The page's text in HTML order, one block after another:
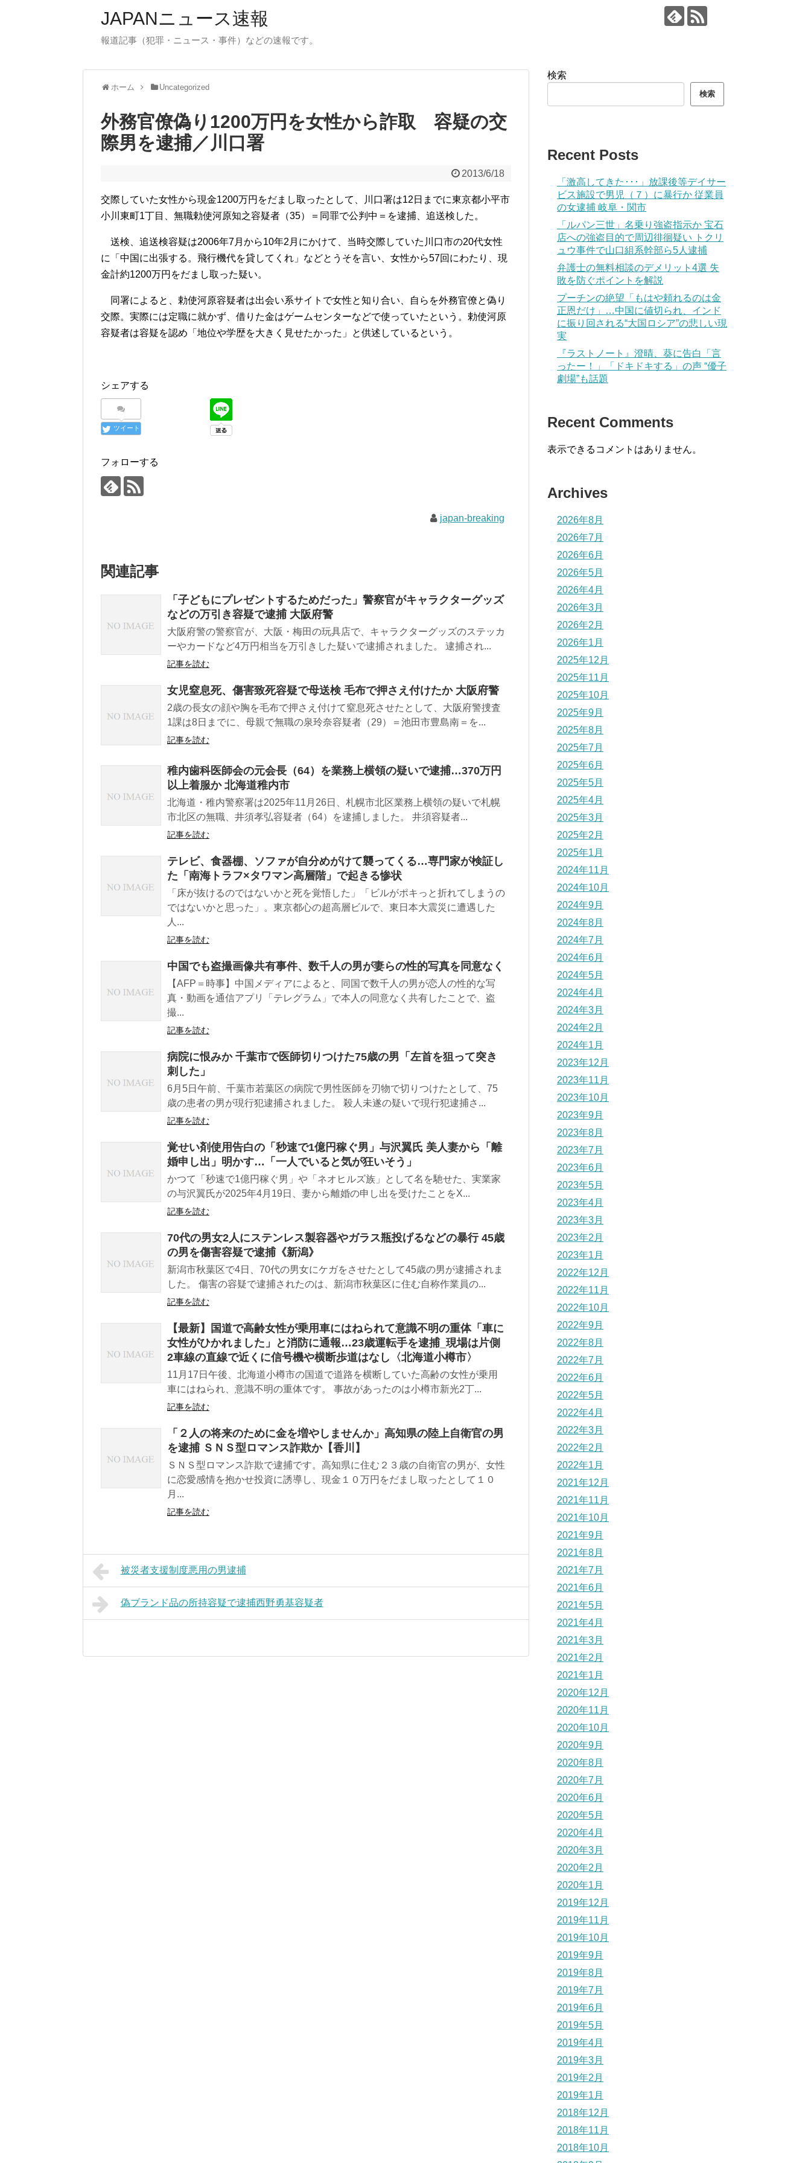
JAPANニュース速報
報道記事（犯罪・ニュース・事件）などの速報です。
ホーム Uncategorized
外務官僚偽り1200万円を女性から詐取 容疑の交
際男を逮捕／川口署
2013/6/18
交際していた女性から現金1200万円をだまし取ったとして、川口署は12日までに東京都小平市
小川東町1丁目、無職勅使河原知之容疑者（35）＝同罪で公判中＝を逮捕、追送検した。
送検、追送検容疑は2006年7月から10年2月にかけて、当時交際していた川口市の20代女性
に「中国に出張する。飛行機代を貸してくれ」などとうそを言い、女性から57回にわたり、現
金計約1200万円をだまし取った疑い。
同署によると、勅使河原容疑者は出会い系サイトで女性と知り合い、自らを外務官僚と偽り
交際。実際には定職に就かず、借りた金はゲームセンターなどで使っていたという。勅使河原
容疑者は容疑を認め「地位や学歴を大きく見せたかった」と供述しているという。
シェアする
ツイート
フォローする
japan-breaking
関連記事
「子どもにプレゼントするためだった」警察官がキャラクターグッズ
などの万引き容疑で逮捕 大阪府警
大阪府警の警察官が、大阪・梅田の玩具店で、キャラクターグッズのステッカ
ーやカードなど4万円相当を万引きした疑いで逮捕されました。 逮捕され...
記事を読む
女児窒息死、傷害致死容疑で母送検 毛布で押さえ付けたか 大阪府警
2歳の長女の顔や胸を毛布で押さえ付けて窒息死させたとして、大阪府警捜査
1課は8日までに、母親で無職の泉玲奈容疑者（29）＝池田市豊島南＝を...
記事を読む
稚内歯科医師会の元会長（64）を業務上横領の疑いで逮捕…370万円
以上着服か 北海道稚内市
北海道・稚内警察署は2025年11月26日、札幌市北区業務上横領の疑いで札幌
市北区の無職、井須孝弘容疑者（64）を逮捕しました。 井須容疑者...
記事を読む
テレビ、食器棚、ソファが自分めがけて襲ってくる…専門家が検証し
た「南海トラフ×タワマン高層階」で起きる惨状
「床が抜けるのではないかと死を覚悟した」「ビルがポキっと折れてしまうの
ではないかと思った」。東京都心の超高層ビルで、東日本大震災に遭遇した
人...
記事を読む
中国でも盗撮画像共有事件、数千人の男が妻らの性的写真を同意なく
【AFP＝時事】中国メディアによると、同国で数千人の男が恋人の性的な写
真・動画を通信アプリ「テレグラム」で本人の同意なく共有したことで、盗
撮...
記事を読む
病院に恨みか 千葉市で医師切りつけた75歳の男「左首を狙って突き
刺した」
6月5日午前、千葉市若葉区の病院で男性医師を刃物で切りつけたとして、75
歳の患者の男が現行犯逮捕されました。 殺人未遂の疑いで現行犯逮捕さ...
記事を読む
覚せい剤使用告白の「秒速で1億円稼ぐ男」与沢翼氏 美人妻から「離
婚申し出」明かす…「一人でいると気が狂いそう」
かつて「秒速で1億円稼ぐ男」や「ネオヒルズ族」として名を馳せた、実業家
の与沢翼氏が2025年4月19日、妻から離婚の申し出を受けたことをX...
記事を読む
70代の男女2人にステンレス製容器やガラス瓶投げるなどの暴行 45歳
の男を傷害容疑で逮捕《新潟》
新潟市秋葉区で4日、70代の男女にケガをさせたとして45歳の男が逮捕されま
した。 傷害の容疑で逮捕されたのは、新潟市秋葉区に住む自称作業員の...
記事を読む
【最新】国道で高齢女性が乗用車にはねられて意識不明の重体「車に
女性がひかれました」と消防に通報…23歳運転手を逮捕_現場は片側
2車線の直線で近くに信号機や横断歩道はなし〈北海道小樽市〉
11月17日午後、北海道小樽市の国道で道路を横断していた高齢の女性が乗用
車にはねられ、意識不明の重体です。 事故があったのは小樽市新光2丁...
記事を読む
「２人の将来のために金を増やしませんか」高知県の陸上自衛官の男
を逮捕 ＳＮＳ型ロマンス詐欺か【香川】
ＳＮＳ型ロマンス詐欺で逮捕です。高知県に住む２３歳の自衛官の男が、女性
に恋愛感情を抱かせ投資に誘導し、現金１０万円をだまし取ったとして１０
月...
記事を読む
被災者支援制度悪用の男逮捕
偽ブランド品の所持容疑で逮捕西野勇基容疑者
検索
検索
Recent Posts
「激高してきた･･･」放課後等デイサー
ビス施設で男児（７）に暴行か 従業員
の女逮捕 岐阜・関市
「ルパン三世」名乗り強盗指示か 宝石
店への強盗目的で周辺徘徊疑い トクリ
ュウ事件で山口組系幹部ら5人逮捕
弁護士の無料相談のデメリット4選 失
敗を防ぐポイントを解説
プーチンの絶望「もはや頼れるのは金
正恩だけ」…中国に値切られ、インド
に振り回される“大国ロシア”の悲しい現
実
『ラストノート』澄晴、葵に告白「言
ったー！」「ドキドキする」の声 “優子
劇場”も話題
Recent Comments
表示できるコメントはありません。
Archives
2026年8月
2026年7月
2026年6月
2026年5月
2026年4月
2026年3月
2026年2月
2026年1月
2025年12月
2025年11月
2025年10月
2025年9月
2025年8月
2025年7月
2025年6月
2025年5月
2025年4月
2025年3月
2025年2月
2025年1月
2024年11月
2024年10月
2024年9月
2024年8月
2024年7月
2024年6月
2024年5月
2024年4月
2024年3月
2024年2月
2024年1月
2023年12月
2023年11月
2023年10月
2023年9月
2023年8月
2023年7月
2023年6月
2023年5月
2023年4月
2023年3月
2023年2月
2023年1月
2022年12月
2022年11月
2022年10月
2022年9月
2022年8月
2022年7月
2022年6月
2022年5月
2022年4月
2022年3月
2022年2月
2022年1月
2021年12月
2021年11月
2021年10月
2021年9月
2021年8月
2021年7月
2021年6月
2021年5月
2021年4月
2021年3月
2021年2月
2021年1月
2020年12月
2020年11月
2020年10月
2020年9月
2020年8月
2020年7月
2020年6月
2020年5月
2020年4月
2020年3月
2020年2月
2020年1月
2019年12月
2019年11月
2019年10月
2019年9月
2019年8月
2019年7月
2019年6月
2019年5月
2019年4月
2019年3月
2019年2月
2019年1月
2018年12月
2018年11月
2018年10月